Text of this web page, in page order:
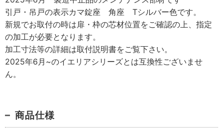
引戸・吊戸の表示カマ錠座 角座 Tシルバー色です。
新規でお取付の時は扉・枠の芯材位置をご確認の上、指定
の加工が必要となります。
加工寸法等の詳細は取付説明書をご覧下さい。
2025年6月~のイエリアシリーズとは互換性ございませ
ん。
商品仕様